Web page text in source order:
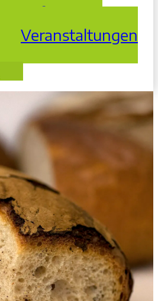
Referenzen
Veranstaltungen